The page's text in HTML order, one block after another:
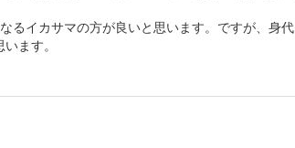
るイカサマの方が良いと思います。ですが、身代
ます。